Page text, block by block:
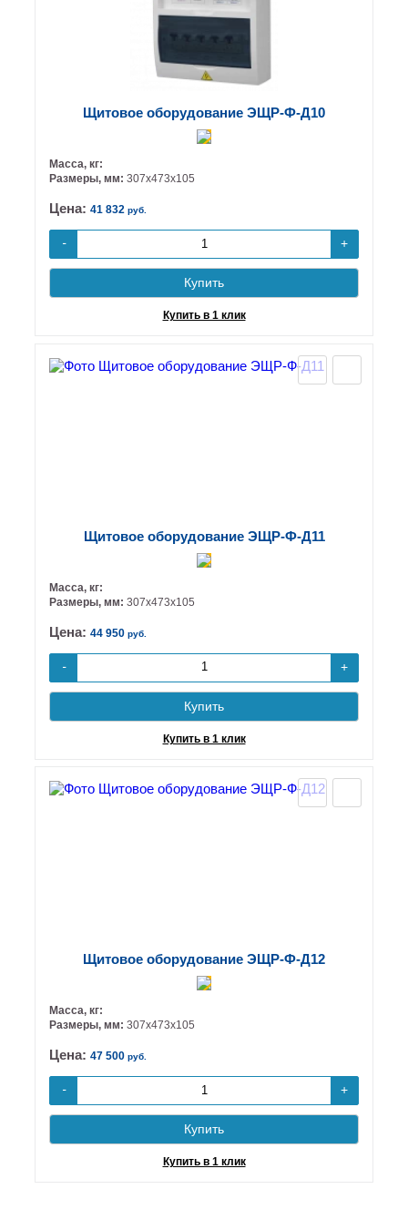
Щитовое оборудование ЭЩР-Ф-Д10
Масса, кг:
Размеры, мм: 307х473х105
Цена: 41 832 руб.
- +
Купить
Купить в 1 клик
Щитовое оборудование ЭЩР-Ф-Д11
Масса, кг:
Размеры, мм: 307х473х105
Цена: 44 950 руб.
- +
Купить
Купить в 1 клик
Щитовое оборудование ЭЩР-Ф-Д12
Масса, кг:
Размеры, мм: 307х473х105
Цена: 47 500 руб.
- +
Купить
Купить в 1 клик